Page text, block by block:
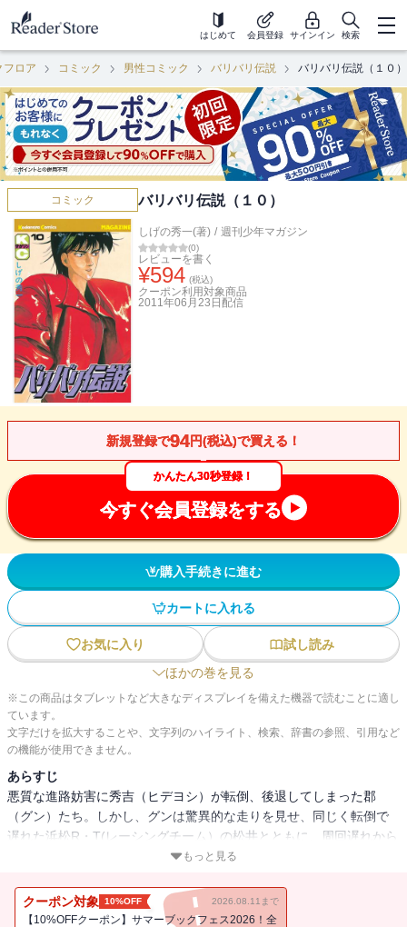
はじめて 会員登録 サインイン 検索
フロア コミック 男性コミック バリバリ伝説 バリバリ伝説（１０）
コミック バリバリ伝説（１０）
しげの秀一(著) / 週刊少年マガジン
(0)
レビューを書く
¥594 (税込)
クーポン利用対象商品
2011年06月23日 配信
新規登録で94円(税込)で買える！
かんたん30秒登録！
今すぐ会員登録をする
購入手続きに進む
カートに入れる
お気に入り
試し読み
ほかの巻を見る
※この商品はタブレットなど大きなディスプレイを備えた機器で読むことに適し
ています。
文字だけを拡大することや、文字列のハイライト、検索、辞書の参照、引用など
の機能が使用できません。
あらすじ
悪質な進路妨害に秀吉（ヒデヨシ）が転倒、後退してしまった郡
（グン）たち。しかし、グンは驚異的な走りを見せ、同じく転倒で
遅れた浜松R・T(レーシングチーム）の松井とともに、周回遅れから
の奇跡の逆転優勝をかけ、猛然と追い上げる！ そして、ついに最
は、松井かグンか!? 熱い戦いをともに戦いぬいたグンと秀吉（ヒデ
ヨシ）は、今までの敵対関係から一転、固い絆で結ばれた。そし
もっと見る
クーポン対象 10%OFF 2026.08.11まで
【10%OFFクーポン】サマーブックフェス2026！全